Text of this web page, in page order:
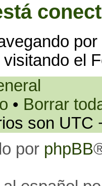
el
• Borrar
son UTC
por phpBB